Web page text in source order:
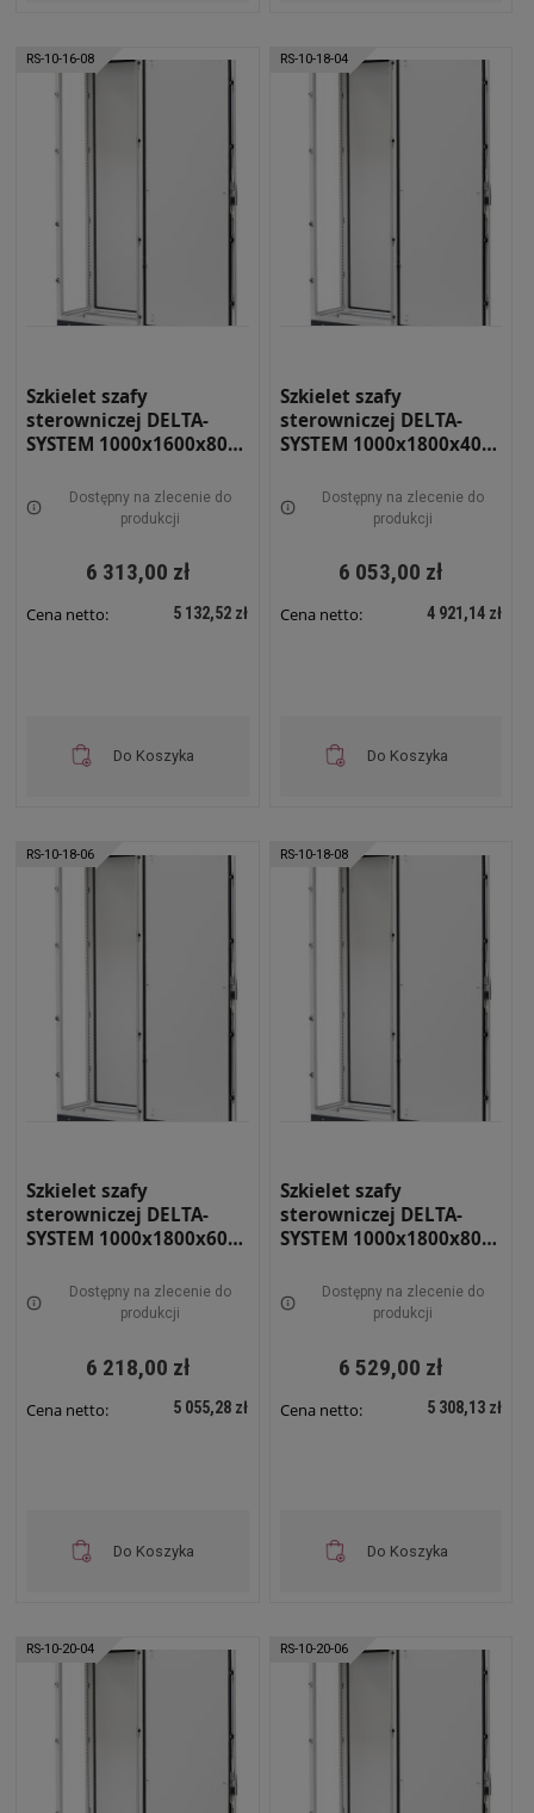
RS-10-16-08
Szkielet szafy
sterowniczej DELTA-
SYSTEM 1000x1600x800
Dostępny na zlecenie do
produkcji
6 313,00 zł
Cena netto: 5 132,52 zł
Do Koszyka
RS-10-18-04
Szkielet szafy
sterowniczej DELTA-
SYSTEM 1000x1800x400
Dostępny na zlecenie do
produkcji
6 053,00 zł
Cena netto: 4 921,14 zł
Do Koszyka
RS-10-18-06
Szkielet szafy
sterowniczej DELTA-
SYSTEM 1000x1800x600
Dostępny na zlecenie do
produkcji
6 218,00 zł
Cena netto: 5 055,28 zł
Do Koszyka
RS-10-18-08
Szkielet szafy
sterowniczej DELTA-
SYSTEM 1000x1800x800
Dostępny na zlecenie do
produkcji
6 529,00 zł
Cena netto: 5 308,13 zł
Do Koszyka
RS-10-20-04 RS-10-20-06